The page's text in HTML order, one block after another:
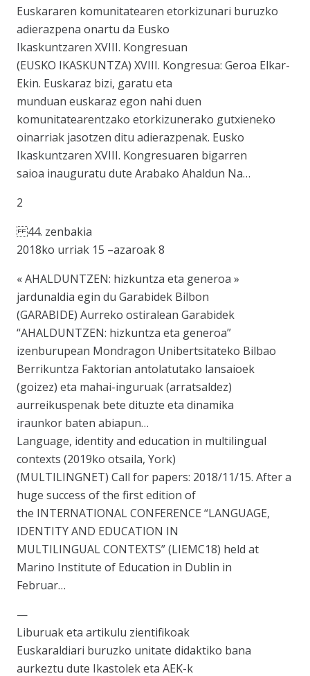
Euskararen komunitatearen etorkizunari buruzko
adierazpena onartu da Eusko
Ikaskuntzaren XVIII. Kongresuan
(EUSKO IKASKUNTZA) XVIII. Kongresua: Geroa Elkar-
Ekin. Euskaraz bizi, garatu eta
munduan euskaraz egon nahi duen
komunitatearentzako etorkizunerako gutxieneko
oinarriak jasotzen ditu adierazpenak. Eusko
Ikaskuntzaren XVIII. Kongresuaren bigarren
saioa inauguratu dute Arabako Ahaldun Na…
2
44. zenbakia
2018ko urriak 15 –azaroak 8
« AHALDUNTZEN: hizkuntza eta generoa »
jardunaldia egin du Garabidek Bilbon
(GARABIDE) Aurreko ostiralean Garabidek
“AHALDUNTZEN: hizkuntza eta generoa”
izenburupean Mondragon Unibertsitateko Bilbao
Berrikuntza Faktorian antolatutako lansaioek
(goizez) eta mahai-inguruak (arratsaldez)
aurreikuspenak bete dituzte eta dinamika
iraunkor baten abiapun…
Language, identity and education in multilingual
contexts (2019ko otsaila, York)
(MULTILINGNET) Call for papers: 2018/11/15. After a
huge success of the first edition of
the INTERNATIONAL CONFERENCE “LANGUAGE,
IDENTITY AND EDUCATION IN
MULTILINGUAL CONTEXTS” (LIEMC18) held at
Marino Institute of Education in Dublin in
Februar…
—
Liburuak eta artikulu zientifikoak
Euskaraldiari buruzko unitate didaktiko bana
aurkeztu dute Ikastolek eta AEK-k